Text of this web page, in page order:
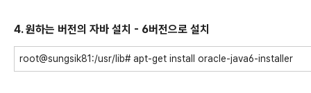
4. 원하는 버전의 자바 설치 - 6버전으로 설치
root@sungsik81:/usr/lib# apt-get install oracle-java6-installer